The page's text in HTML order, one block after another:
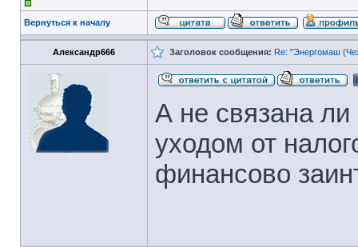
Вернуться к началу
Александр666 Заголовок сообщения: Re: "Энергомаш
А не связана
уходом от
финансово